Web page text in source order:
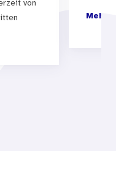
von
Mehr